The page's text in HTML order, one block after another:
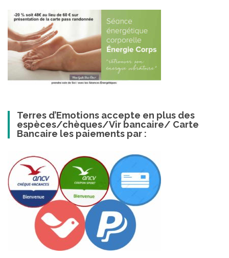
Terres d’Emotions accepte en plus des
espèces/chèques/Vir bancaire/ Carte
Bancaire les paiements par :